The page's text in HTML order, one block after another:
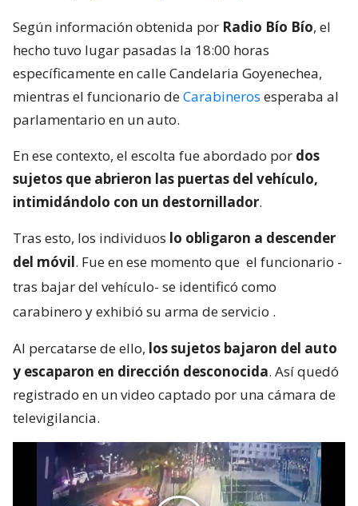
Según información obtenida por Radio Bío Bío, el
hecho tuvo lugar pasadas la 18:00 horas
específicamente en calle Candelaria Goyenechea,
mientras el funcionario deCarabineros esperaba al
parlamentario en un auto.
En ese contexto, el escolta fue abordado por dos
sujetos que abrieron las puertas del vehículo,
intimidándolo con un destornillador.
Tras esto, los individuos lo obligaron a descender
del móvil. Fue en ese momento que el funcionario -
tras bajar del vehículo- se identificó como
carabinero y exhibió su arma de servicio .
Al percatarse de ello, los sujetos bajaron del auto
y escaparon en dirección desconocida. Así quedó
registrado en un video captado por una cámara de
televigilancia.